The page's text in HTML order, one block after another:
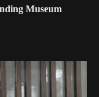
Museum